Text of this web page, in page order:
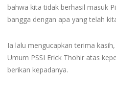
bahwa kita tidak berhasil masuk
bangga dengan apa yang telah
Ia lalu mengucapkan terima
Umum PSSI Erick Thohir atas
berikan kepadanya.